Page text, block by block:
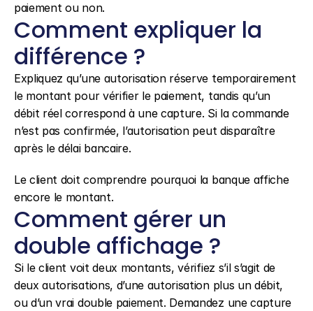
paiement ou non.
Comment expliquer la
différence ?
Expliquez qu’une autorisation réserve temporairement
le montant pour vérifier le paiement, tandis qu’un
débit réel correspond à une capture. Si la commande
n’est pas confirmée, l’autorisation peut disparaître
après le délai bancaire.
Le client doit comprendre pourquoi la banque affiche
encore le montant.
Comment gérer un
double affichage ?
Si le client voit deux montants, vérifiez s’il s’agit de
deux autorisations, d’une autorisation plus un débit,
ou d’un vrai double paiement. Demandez une capture